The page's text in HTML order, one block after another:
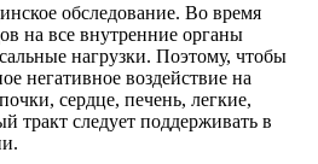
обследование. Во время
на все внутренние органы
нагрузки. Поэтому, чтобы
негативное воздействие на
сердце, печень, легкие,
тракт следует поддерживать в